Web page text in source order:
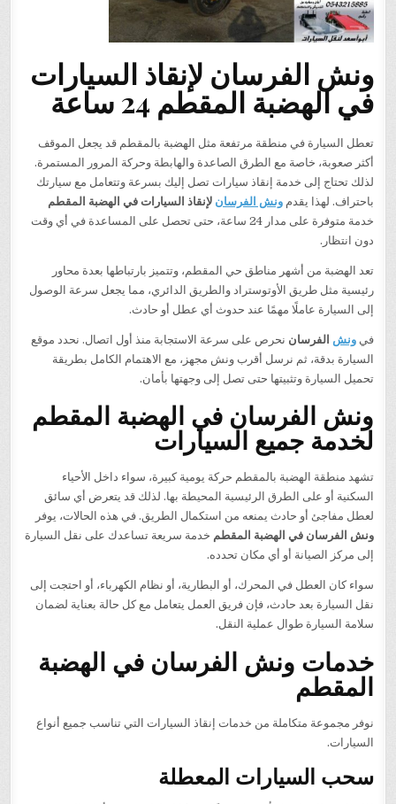
ونش الفرسان لإنقاذ السيارات
في الهضبة المقطم 24 ساعة
تعطل السيارة في منطقة مرتفعة مثل الهضبة بالمقطم قد يجعل الموقف
أكثر صعوبة، خاصة مع الطرق الصاعدة والهابطة وحركة المرور المستمرة.
لذلك تحتاج إلى خدمة إنقاذ سيارات تصل إليك بسرعة وتتعامل مع سيارتك
باحتراف. لهذا يقدمونش الفرسان لإنقاذ السيارات في الهضبة المقطم
خدمة متوفرة على مدار 24 ساعة، حتى تحصل على المساعدة في أي وقت
دون انتظار.
تعد الهضبة من أشهر مناطق حي المقطم، وتتميز بارتباطها بعدة محاور
رئيسية مثل طريق الأوتوستراد والطريق الدائري، مما يجعل سرعة الوصول
إلى السيارة عاملًا مهمًا عند حدوث أي عطل أو حادث.
فيونش الفرسان نحرص على سرعة الاستجابة منذ أول اتصال. نحدد موقع
السيارة بدقة، ثم نرسل أقرب ونش مجهز، مع الاهتمام الكامل بطريقة
تحميل السيارة وتثبيتها حتى تصل إلى وجهتها بأمان.
ونش الفرسان في الهضبة المقطم
لخدمة جميع السيارات
تشهد منطقة الهضبة بالمقطم حركة يومية كبيرة، سواء داخل الأحياء
السكنية أو على الطرق الرئيسية المحيطة بها. لذلك قد يتعرض أي سائق
لعطل مفاجئ أو حادث يمنعه من استكمال الطريق. في هذه الحالات، يوفر
ونش الفرسان في الهضبة المقطم خدمة سريعة تساعدك على نقل السيارة
إلى مركز الصيانة أو أي مكان تحدده.
سواء كان العطل في المحرك، أو البطارية، أو نظام الكهرباء، أو احتجت إلى
نقل السيارة بعد حادث، فإن فريق العمل يتعامل مع كل حالة بعناية لضمان
سلامة السيارة طوال عملية النقل.
خدمات ونش الفرسان في الهضبة
المقطم
نوفر مجموعة متكاملة من خدمات إنقاذ السيارات التي تناسب جميع أنواع
السيارات.
سحب السيارات المعطلة